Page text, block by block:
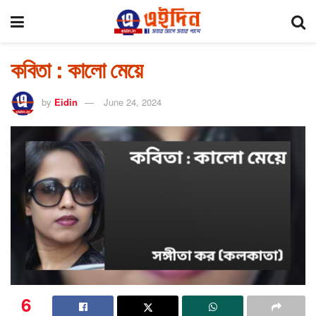
কবিতা : কালো মেয়ে
by Eidin June 24, 2024
6